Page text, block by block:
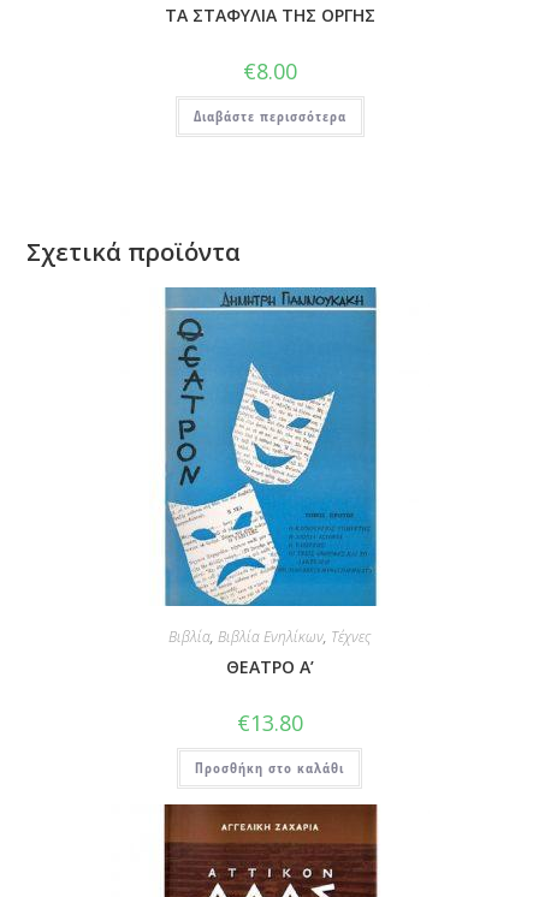
ΤΑ ΣΤΑΦΥΛΙΑ ΤΗΣ ΟΡΓΗΣ
€8.00
Διαβάστε περισσότερα
Σχετικά προϊόντα
Βιβλία, Βιβλία Ενηλίκων, Τέχνες
ΘΕΑΤΡΟ Α’
€13.80
Προσθήκη στο καλάθι